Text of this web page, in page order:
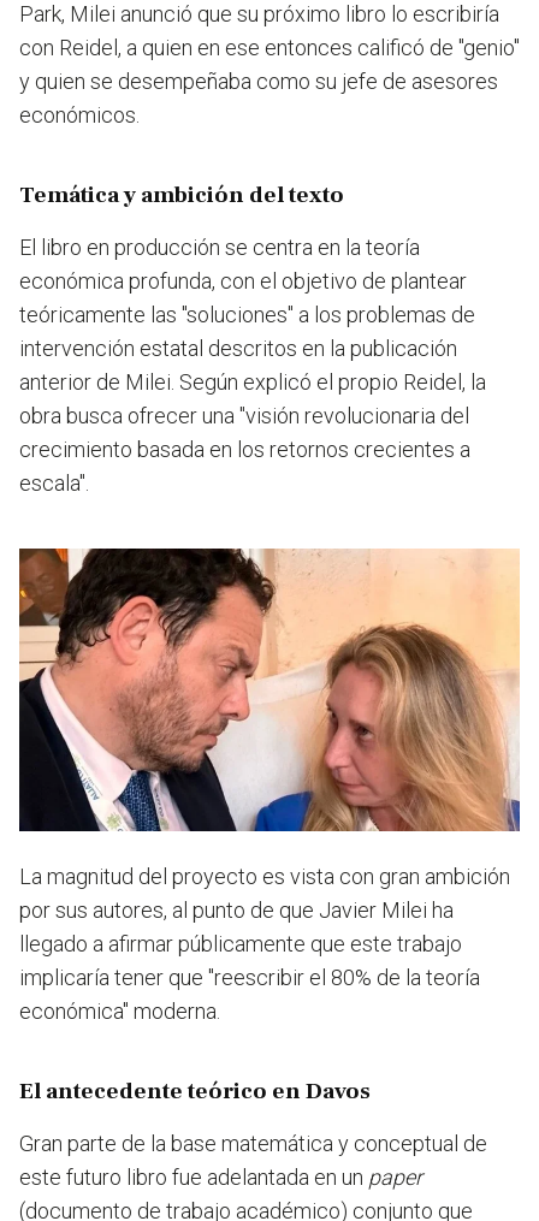
Park, Milei anunció que su próximo libro lo escribiría
con Reidel, a quien en ese entonces calificó de "genio"
y quien se desempeñaba como su jefe de asesores
económicos.
Temática y ambición del texto
El libro en producción se centra en la teoría
económica profunda, con el objetivo de plantear
teóricamente las "soluciones" a los problemas de
intervención estatal descritos en la publicación
anterior de Milei. Según explicó el propio Reidel, la
obra busca ofrecer una "visión revolucionaria del
crecimiento basada en los retornos crecientes a
escala".
La magnitud del proyecto es vista con gran ambición
por sus autores, al punto de que Javier Milei ha
llegado a afirmar públicamente que este trabajo
implicaría tener que "reescribir el 80% de la teoría
económica" moderna.
El antecedente teórico en Davos
Gran parte de la base matemática y conceptual de
este futuro libro fue adelantada en un paper
(documento de trabajo académico) conjunto que